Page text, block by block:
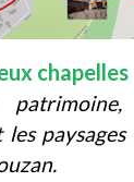
chapelles